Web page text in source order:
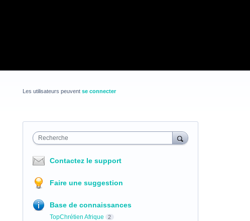
Les utilisateurs peuvent se connecter
Recherche
Contactez le support
Faire une suggestion
Base de connaissances
TopChrétien Afrique 2